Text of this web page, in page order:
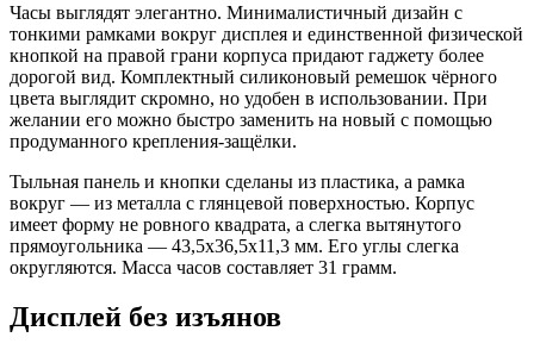
Часы выглядят элегантно. Минималистичный дизайн с
тонкими рамками вокруг дисплея и единственной физической
кнопкой на правой грани корпуса придают гаджету более
дорогой вид. Комплектный силиконовый ремешок чёрного
цвета выглядит скромно, но удобен в использовании. При
желании его можно быстро заменить на новый с помощью
продуманного крепления-защёлки.
Тыльная панель и кнопки сделаны из пластика, а рамка
вокруг — из металла с глянцевой поверхностью. Корпус
имеет форму не ровного квадрата, а слегка вытянутого
прямоугольника — 43,5х36,5х11,3 мм. Его углы слегка
округляются. Масса часов составляет 31 грамм.
Дисплей без изъянов